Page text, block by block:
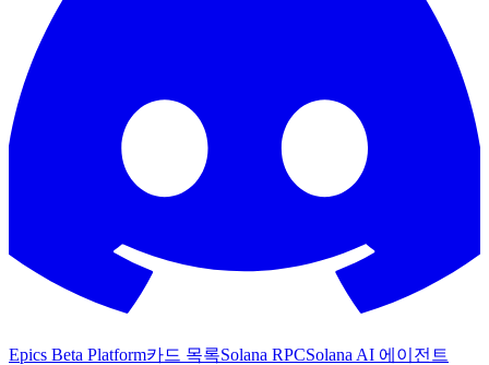
Epics Beta Platform카드 목록Solana RPCSolana AI 에이전트